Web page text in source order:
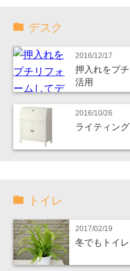
デスク
2016/12/17
押入れをプ
活用
2016/10/26
ライティン
トイレ
2017/02/19
冬でもトイ